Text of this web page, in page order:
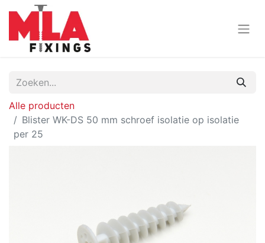
Alle producten
Blister WK-DS 50 mm schroef isolatie op isolatie
per 25